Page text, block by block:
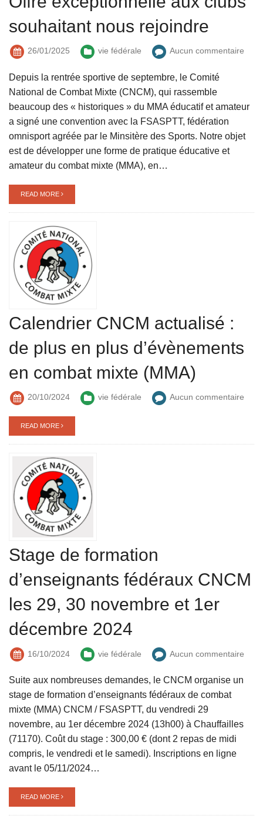
souhaitant nous rejoindre
26/01/2025 vie fédérale Aucun commentaire
Depuis la rentrée sportive de septembre, le Comité
National de Combat Mixte (CNCM), qui rassemble
beaucoup des « historiques » du MMA éducatif et amateur
a signé une convention avec la FSASPTT, fédération
omnisport agréée par le Minsitère des Sports. Notre objet
est de développer une forme de pratique éducative et
amateur du combat mixte (MMA), en…
READ MORE
Calendrier CNCM actualisé :
de plus en plus d’évènements
en combat mixte (MMA)
20/10/2024 vie fédérale Aucun commentaire
READ MORE
Stage de formation
d’enseignants fédéraux CNCM
les 29, 30 novembre et 1er
décembre 2024
16/10/2024 vie fédérale Aucun commentaire
Suite aux nombreuses demandes, le CNCM organise un
stage de formation d’enseignants fédéraux de combat
mixte (MMA) CNCM / FSASPTT, du vendredi 29
novembre, au 1er décembre 2024 (13h00) à Chauffailles
(71170). Coût du stage : 300,00 € (dont 2 repas de midi
compris, le vendredi et le samedi). Inscriptions en ligne
avant le 05/11/2024…
READ MORE